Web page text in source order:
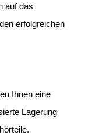
auf das
erfolgreichen
Ihnen eine
Lagerung